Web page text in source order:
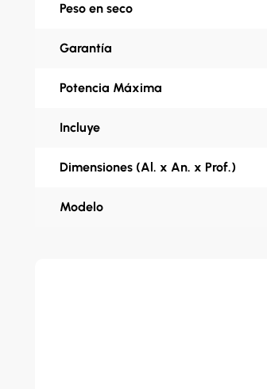
Peso en seco
Garantía
Potencia Máxima
Incluye
Dimensiones (Al. x An. x Prof.)
Modelo